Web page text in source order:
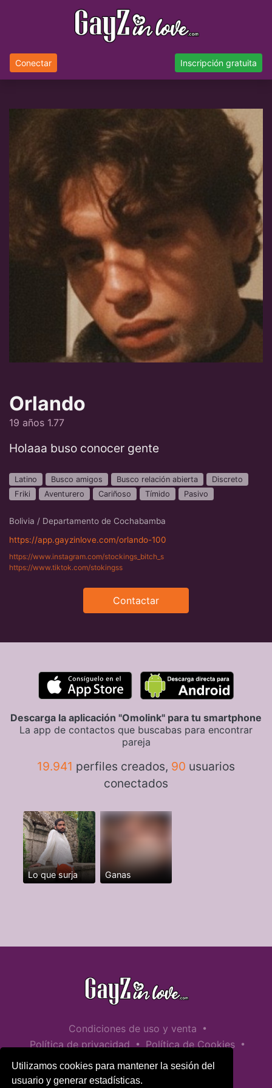
Utilizamos cookies para mantener la sesión del
usuario y generar estadísticas.
Conectar Inscripción gratuita
Orlando
19 años 1.77
Holaaa buso conocer gente
Latino Busco amigos Busco relación abierta
Discreto
Friki
Aventurero Cariñoso Tímido Pasivo
Bolivia / Departamento de Cochabamba
https://app.gayzinlove.com/orlando-100
https://www.instagram.com/stockings_bitch_s
https://www.tiktok.com/stokingss
Contactar
Descarga la aplicación "Omolink" para tu smartphone
La app de contactos que buscabas para encontrar
pareja
19.941 perfiles creados, 90 usuarios
conectados
Lo que surja Ganas
Condiciones de uso y venta •
Política de privacidad • Política de Cookies •
Política de seguridad infantil
Ayuda / Contactar